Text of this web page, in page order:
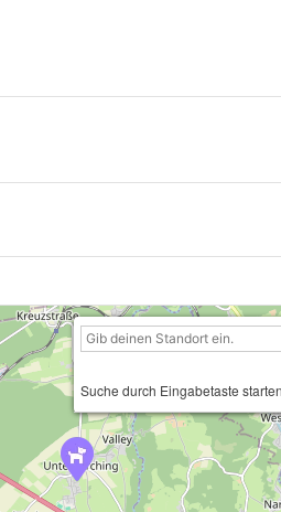
Suche durch Eingabetaste starten